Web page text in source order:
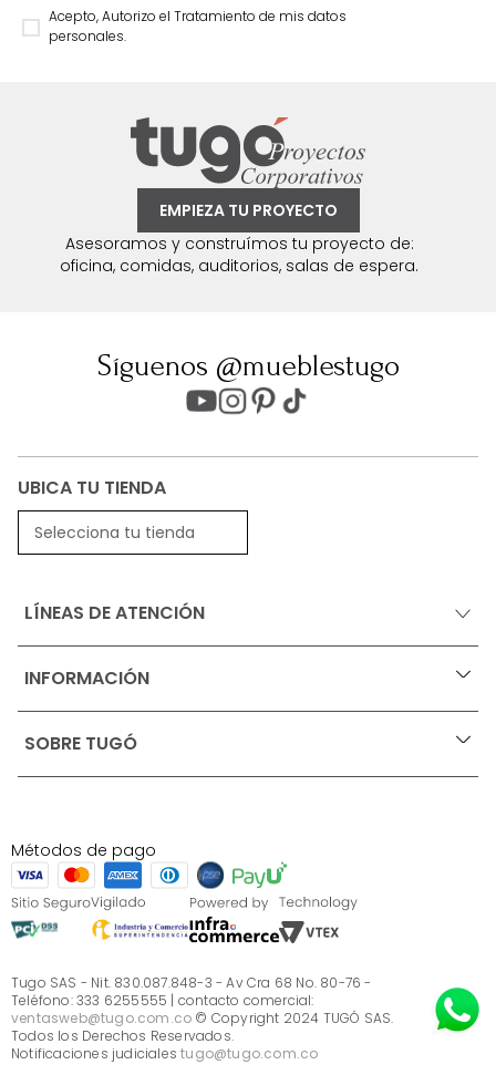
Acepto, Autorizo el Tratamiento de mis datos
personales.
EMPIEZA TU PROYECTO
Asesoramos y construímos tu proyecto de:
oficina, comidas, auditorios, salas de espera.
Síguenos @mueblestugo
UBICA TU TIENDA
Selecciona tu tienda
LÍNEAS DE ATENCIÓN
INFORMACIÓN +
Ofertas vigentes
Términos, condiciones y restricciones para productos
S.A.S
Términos, condiciones y restricciones Tugó S.A.S
Instructivo cuidado de muebles
Sé parte de Tugó
¿Quiénes somos?
Servicio al cliente
SOBRE TUGÓ +
¿Quieres vender en Tugó?
Métodos de pago
Tugo SAS - Nit. 830.087.848-3 - Av Cra 68 No. 80-76 -
Teléfono: 333 6255555 | contacto comercial:
ventasweb@tugo.com.co © Copyright 2024 TUGÓ SAS.
Todos los Derechos Reservados.
Notificaciones judicialestugo@tugo.com.co